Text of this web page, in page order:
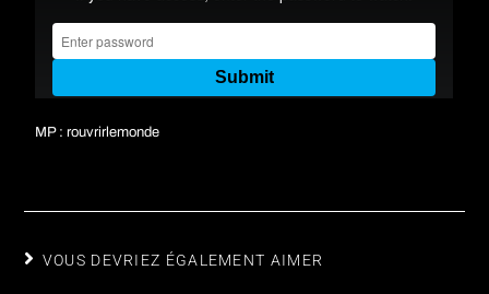
MP : rouvrirlemonde
VOUS DEVRIEZ ÉGALEMENT AIMER